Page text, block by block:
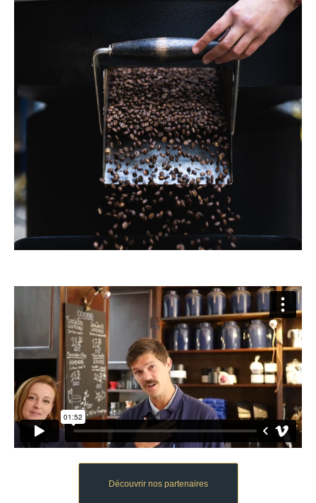
Découvrir nos partenaires